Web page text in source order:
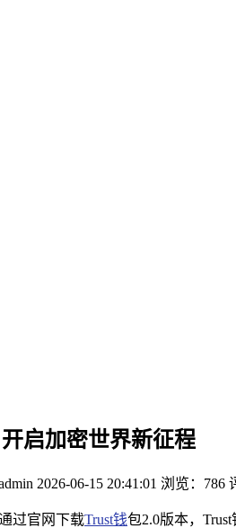
启加密世界新征程
2026-06-15 20:41:01 浏览：786
过官网下载Trust钱包2.0版本，